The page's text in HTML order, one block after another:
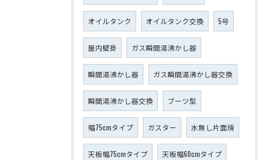
オイルタンク オイルタンク交換 5号
屋内壁掛 ガス瞬間湯沸かし器
瞬間湯沸かし器 ガス瞬間湯沸かし器交換
瞬間湯沸かし器交換 ブーツ型
幅75cmタイプ ガスター 水無し片面焼
天板幅75cmタイプ 天板幅60cmタイプ